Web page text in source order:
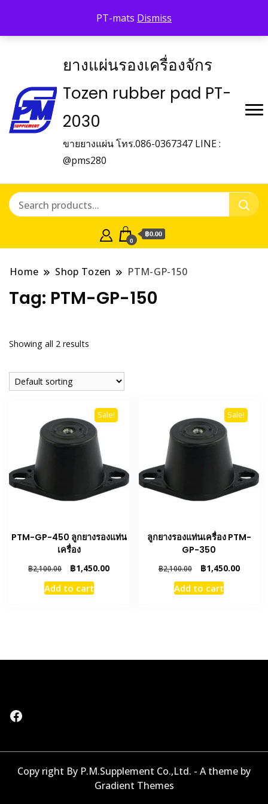
PT-mats Dismiss
ยางแผ่นรองเครื่องจักร
Tozen rubber pad PT-
2030
ขายยางแผ่น โทร.086-0367347 LINE :
@pms280
0
฿0.00
Home Shop Tozen PTM-GP-150
Tag: PTM-GP-150
Showing all 2 results
Sale!
PTM-GP-450 ลูกยางรองแท่น
เครื่อง
฿2,100.00
Original
price
was:
฿1,450.00Current
Add to cart
Sale!
ลูกยางรองแท่นเครื่อง PTM-
GP-350
฿2,100.00
Original
price
was:
฿1,450.00Current
Add to cart
Facebook
Copy right By P.M.Supplement Co.,Ltd. - A theme by
Gradient Themes